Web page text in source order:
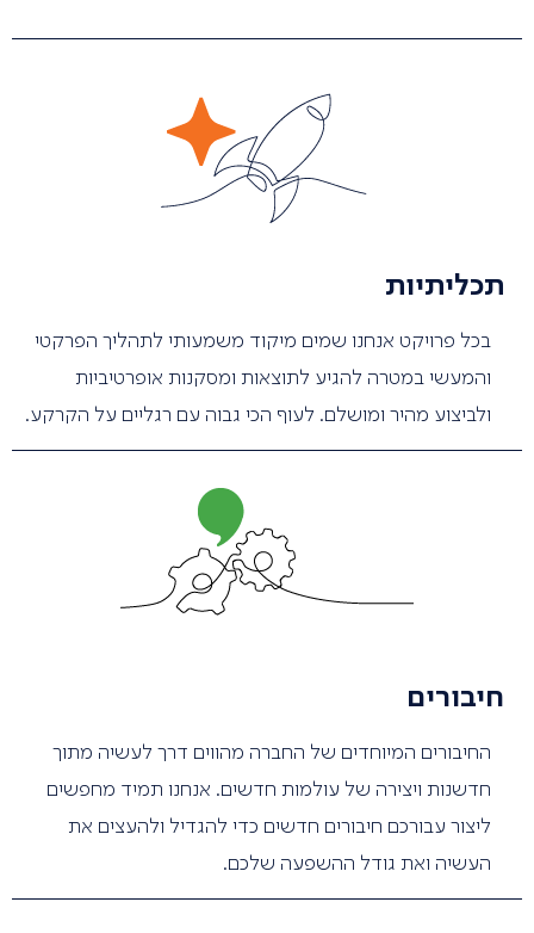
תכליתיות
בכל פרויקט אנחנו שמים מיקוד משמעותי לתהליך הפרקטי
והמעשי במטרה להגיע לתוצאות ומסקנות אופרטיביות
ולביצוע מהיר ומושלם. לעוף הכי גבוה עם רגליים על הקרקע.
חיבורים
החיבורים המיוחדים של החברה מהווים דרך לעשיה מתוך
חדשנות ויצירה של עולמות חדשים. אנחנו תמיד מחפשים
ליצור עבורכם חיבורים חדשים כדי להגדיל ולהעצים את
העשיה ואת גודל ההשפעה שלכם.